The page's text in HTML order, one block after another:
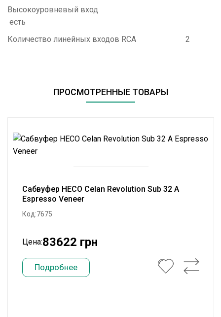
Высокоуровневый вход
есть
Количество линейных входов RCA
2
ПРОСМОТРЕННЫЕ ТОВАРЫ
Сабвуфер HECO Celan Revolution Sub 32 A
Espresso Veneer
Код:7675
Цена:83622 грн
Подробнее